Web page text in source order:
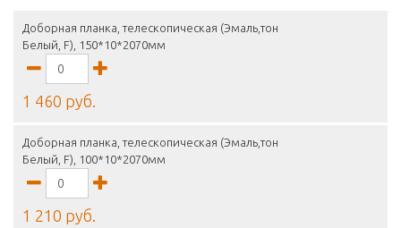
Доборная планка, телескопическая (Эмаль,тон
Белый, F), 150*10*2070мм
1 460 руб.
Доборная планка, телескопическая (Эмаль,тон
Белый, F), 100*10*2070мм
1 210 руб.